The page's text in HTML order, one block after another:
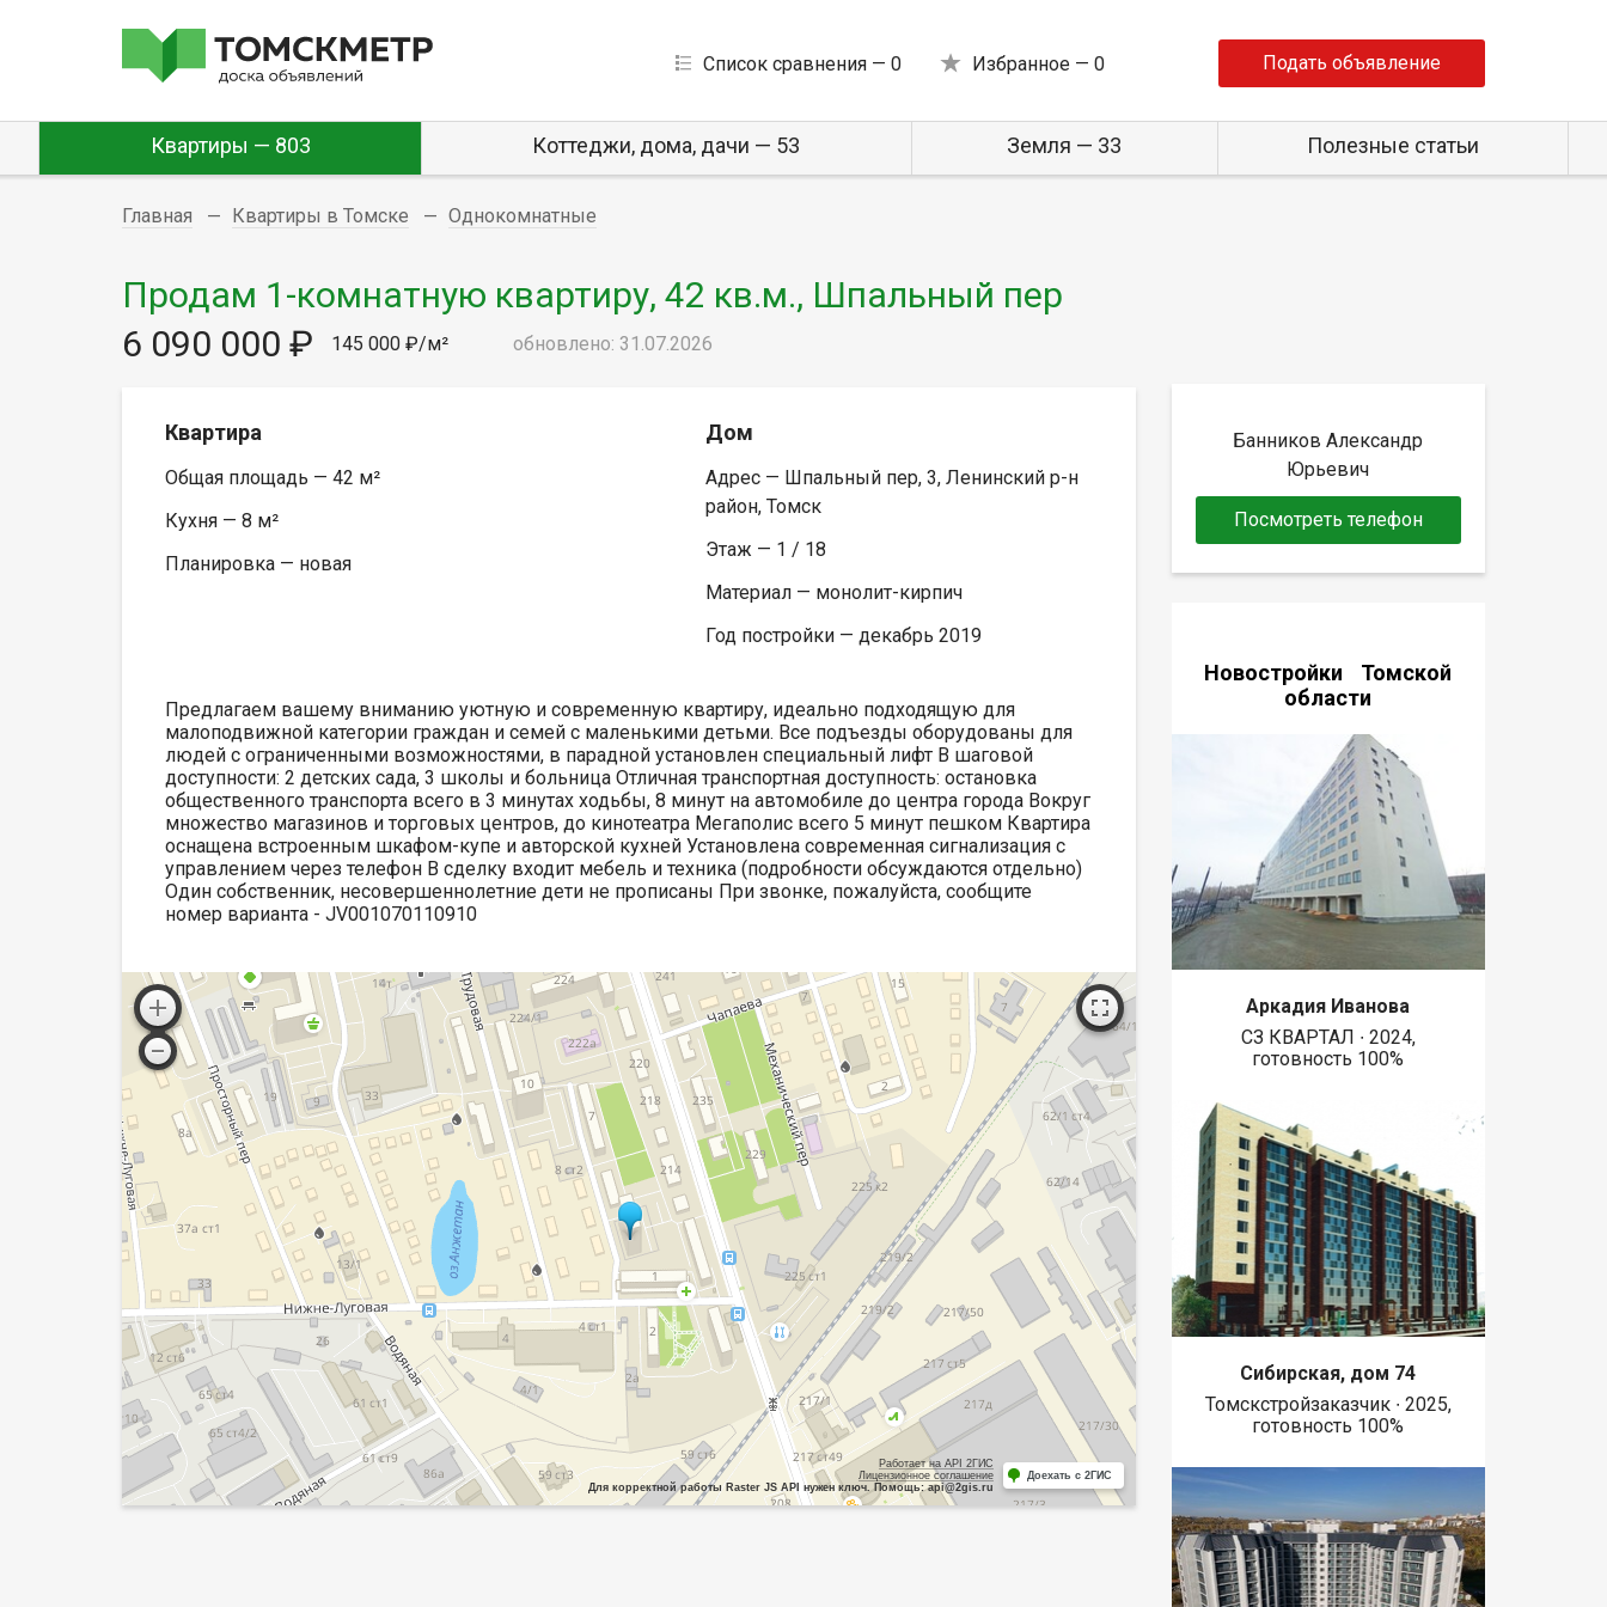
Список сравнения — 0 Избранное — 0 Подать объявление
Квартиры — 803 Коттеджи, дома, дачи — 53 Земля — 33 Полезные статьи
Главная Квартиры в Томске Однокомнатные
Продам 1-комнатную квартиру, 42 кв.м., Шпальный пер
6 090 000 ₽
145 000 ₽/м² обновлено: 31.07.2026
Квартира
Общая площадь — 42 м²
Кухня — 8 м²
Планировка — новая
Дом
Адрес — Шпальный пер, 3, Ленинский р-н
район, Томск
Этаж — 1 / 18
Материал — монолит-кирпич
Год постройки — декабрь 2019
Предлагаем вашему вниманию уютную и современную квартиру, идеально подходящую для
малоподвижной категории граждан и семей с маленькими детьми. Все подъезды оборудованы для
людей с ограниченными возможностями, в парадной установлен специальный лифт В шаговой
доступности: 2 детских сада, 3 школы и больница Отличная транспортная доступность: остановка
общественного транспорта всего в 3 минутах ходьбы, 8 минут на автомобиле до центра города Вокруг
множество магазинов и торговых центров, до кинотеатра Мегаполис всего 5 минут пешком Квартира
оснащена встроенным шкафом-купе и авторской кухней Установлена современная сигнализация с
управлением через телефон В сделку входит мебель и техника (подробности обсуждаются отдельно)
Один собственник, несовершеннолетние дети не прописаны При звонке, пожалуйста, сообщите
номер варианта - JV001070110910
Работает на API 2ГИС
Лицензионное соглашение
Для корректной работы Raster JS API нужен ключ. Помощь: api@2gis.ru
Доехать с 2ГИС
Банников Александр
Юрьевич
Посмотреть телефон
Новостройки Томской
области
Аркадия Иванова
СЗ КВАРТАЛ ∙ 2024,
готовность 100%
Сибирская, дом 74
Томскстройзаказчик ∙ 2025,
готовность 100%